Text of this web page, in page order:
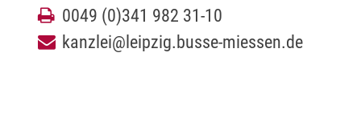
0049 (0)341 982 31-10
kanzlei@leipzig.busse-miessen.de